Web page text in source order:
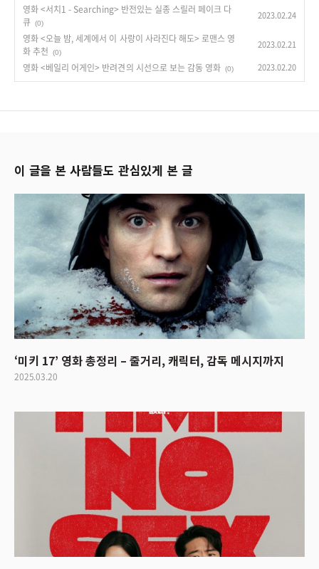
영화 <서치1 - Searching> 반전있는 실종 스릴러 페이크 다
큐
(0)
2023.02.24
영화 <오늘 밤, 세계에서 이 사랑이 사라진다 해도> 로맨스 영
화 추천
(0)
2023.02.21
영화 <베일리 어게인> 반려견의 시선으로 보는 감동 영화 (0) 2023.02.20
이 글을 본 사람들도 관심있게 본 글
‘미키 17’ 영화 총정리 – 줄거리, 캐릭터, 감독 메시지까지
2025.03.20